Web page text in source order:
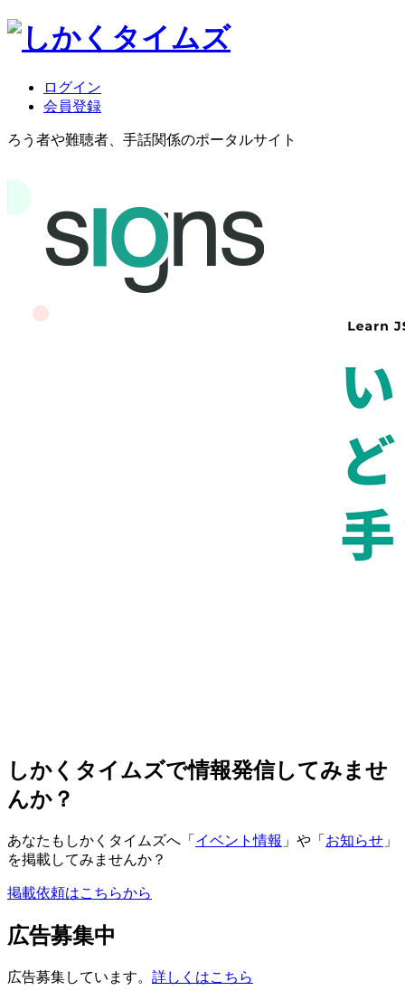
ログイン
会員登録
ろう者や難聴者、手話関係のポータルサイト
しかくタイムズで情報発信してみませ
んか？
あなたもしかくタイムズへ「 イベント情報 」や「 お知らせ 」
を掲載してみませんか？
掲載依頼はこちらから
広告募集中
広告募集しています。 詳しくはこちら